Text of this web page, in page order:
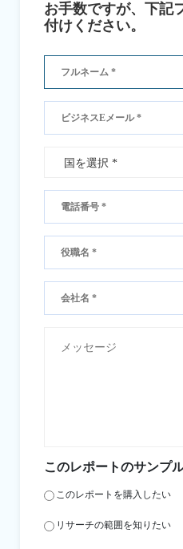
お手数ですが、下記
付けください。
このレポートのサンプ
このレポートを購入したい
リサーチの範囲を知りたい